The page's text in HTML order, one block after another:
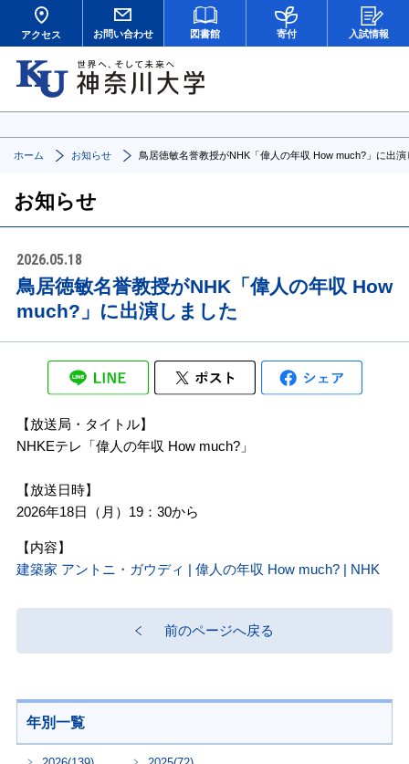
アクセス お問い合わせ 図書館 寄付 入試情報
ホーム お知らせ 鳥居徳敏名誉教授がNHK「偉人の年収 How much?」に出演
お知らせ
2026.05.18
鳥居徳敏名誉教授がNHK「偉人の年収 How
much?」に出演しました
【放送局・タイトル】
NHKEテレ「偉人の年収 How much?」
【放送日時】
2026年18日（月）19：30から
【内容】
建築家 アントニ・ガウディ | 偉人の年収 How much? | NHK
前のページへ戻る
年別一覧